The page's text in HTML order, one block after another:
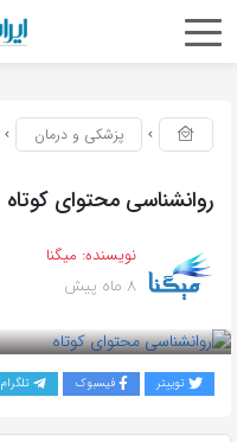
پزشکی و درمان
روانشناسی محتوای کوتاه
نویسنده: میگنا
8 ماه پیش
توییتر فیسبوک تلگرام